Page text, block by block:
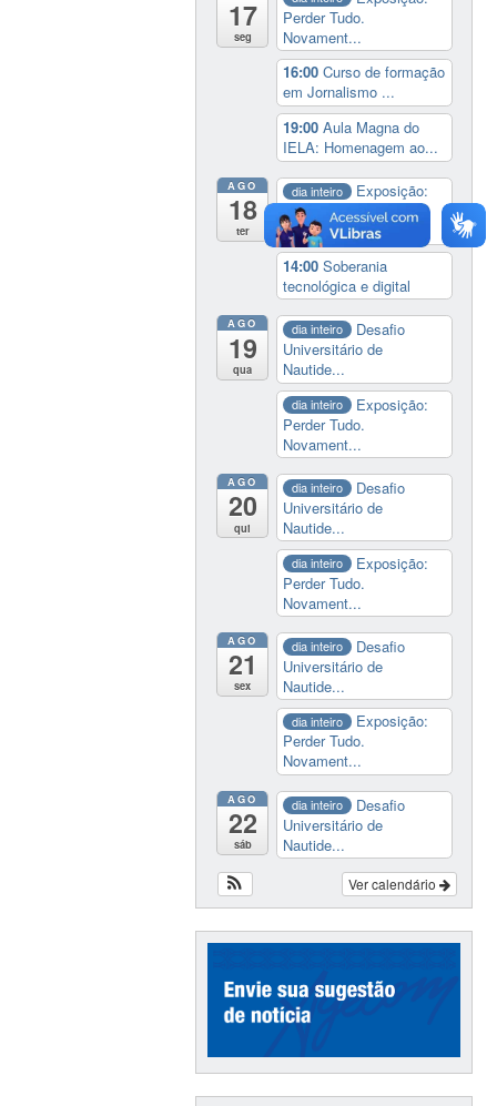
17
seg
Perder Tudo.
Novament...
16:00Curso de formação
em Jornalismo ...
19:00Aula Magna do
IELA: Homenagem ao...
AGO
18
ter
dia inteiro
Exposição:
Perder Tudo.
Novament...
14:00Soberania
tecnológica e digital
AGO
19
qua
dia inteiro
Desafio
Universitário de
Nautide...
dia inteiro
Exposição:
Perder Tudo.
Novament...
AGO
20
qui
dia inteiro
Desafio
Universitário de
Nautide...
dia inteiro
Exposição:
Perder Tudo.
Novament...
AGO
21
sex
dia inteiro
Desafio
Universitário de
Nautide...
dia inteiro
Exposição:
Perder Tudo.
Novament...
AGO
22
sáb
dia inteiro
Desafio
Universitário de
Nautide...
Ver calendário